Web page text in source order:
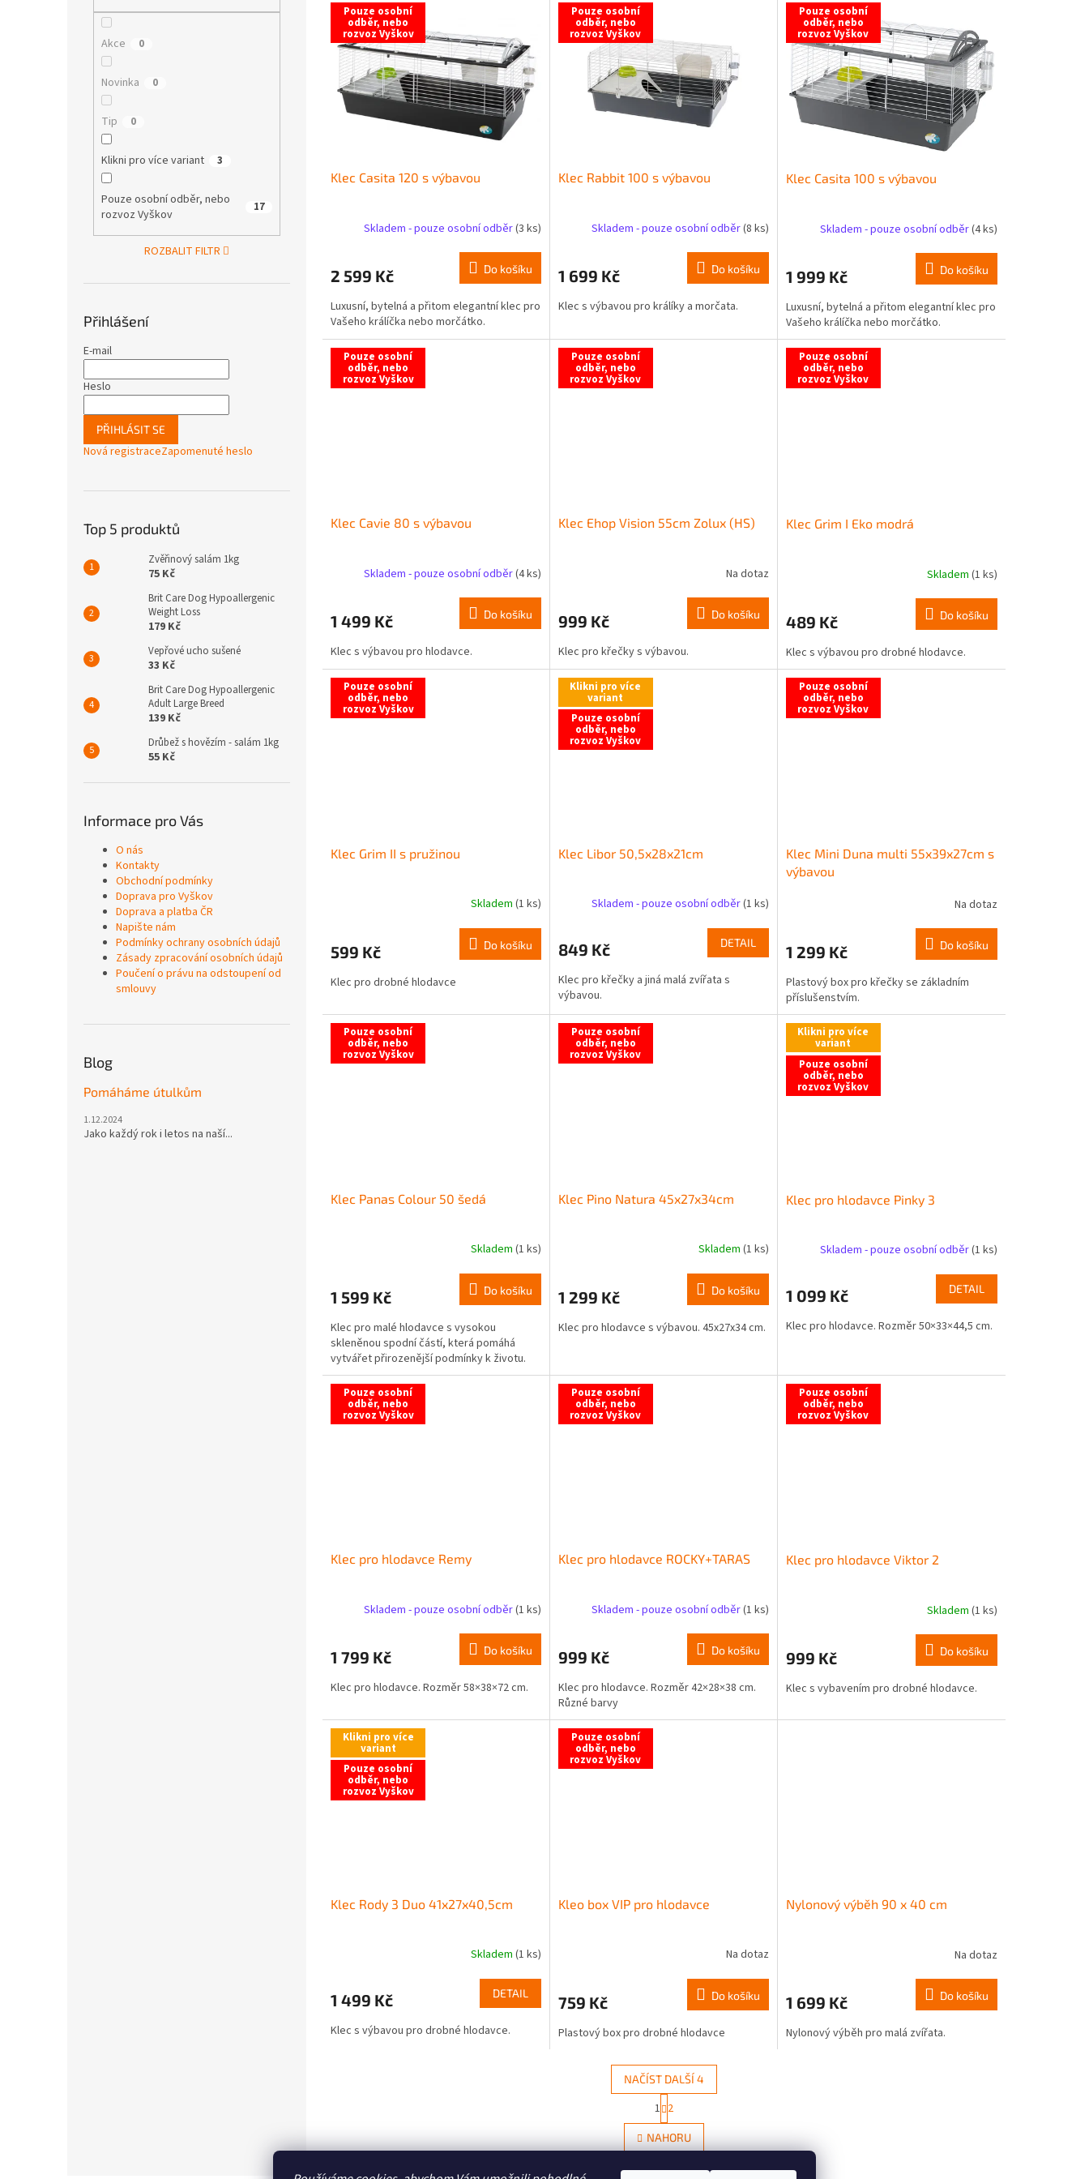
Akce 0
Novinka 0
Tip 0
Klikni pro více variant 3
Pouze osobní odběr, nebo
rozvoz Vyškov
17
ROZBALIT FILTR
Přihlášení
E-mail
Heslo
PŘIHLÁSIT SE
Nová registraceZapomenuté heslo
Top 5 produktů
Zvěřinový salám 1kg
75 Kč
Brit Care Dog Hypoallergenic
Weight Loss
179 Kč
Vepřové ucho sušené
33 Kč
Brit Care Dog Hypoallergenic
Adult Large Breed
139 Kč
Drůbež s hovězím - salám 1kg
55 Kč
Informace pro Vás
O nás
Kontakty
Obchodní podmínky
Doprava pro Vyškov
Doprava a platba ČR
Napište nám
Podmínky ochrany osobních údajů
Zásady zpracování osobních údajů
Poučení o právu na odstoupení od
smlouvy
Blog
Pomáháme útulkům
1.12.2024
Jako každý rok i letos na naší...
pp
Pouze osobní
odběr, nebo
rozvoz Vyškov
Klec Casita 120 s výbavou
Skladem - pouze osobní odběr(3 ks)
2 599 Kč Do košíku
Luxusní, bytelná a přitom elegantní klec pro
Vašeho králíčka nebo morčátko.
Pouze osobní
odběr, nebo
rozvoz Vyškov
Klec Rabbit 100 s výbavou
Skladem - pouze osobní odběr(8 ks)
1 699 Kč Do košíku
Klec s výbavou pro králíky a morčata.
Pouze osobní
odběr, nebo
rozvoz Vyškov
Klec Casita 100 s výbavou
Skladem - pouze osobní odběr(4 ks)
1 999 Kč Do košíku
Luxusní, bytelná a přitom elegantní klec pro
Vašeho králíčka nebo morčátko.
Pouze osobní
odběr, nebo
rozvoz Vyškov
Klec Cavie 80 s výbavou
Skladem - pouze osobní odběr(4 ks)
1 499 Kč Do košíku
Klec s výbavou pro hlodavce.
Pouze osobní
odběr, nebo
rozvoz Vyškov
Klec Ehop Vision 55cm Zolux (HS)
Na dotaz
999 Kč Do košíku
Klec pro křečky s výbavou.
Pouze osobní
odběr, nebo
rozvoz Vyškov
Klec Grim I Eko modrá
Skladem (1 ks)
489 Kč Do košíku
Klec s výbavou pro drobné hlodavce.
Pouze osobní
odběr, nebo
rozvoz Vyškov
Klec Grim II s pružinou
Skladem (1 ks)
599 Kč Do košíku
Klec pro drobné hlodavce
Klikni pro více
variant
Pouze osobní
odběr, nebo
rozvoz Vyškov
Klec Libor 50,5x28x21cm
Skladem - pouze osobní odběr(1 ks)
849 Kč DETAIL
Klec pro křečky a jiná malá zvířata s
výbavou.
Pouze osobní
odběr, nebo
rozvoz Vyškov
Klec Mini Duna multi 55x39x27cm s
výbavou
Na dotaz
1 299 Kč Do košíku
Plastový box pro křečky se základním
příslušenstvím.
Pouze osobní
odběr, nebo
rozvoz Vyškov
Klec Panas Colour 50 šedá
Skladem (1 ks)
1 599 Kč Do košíku
Klec pro malé hlodavce s vysokou
skleněnou spodní částí, která pomáhá
vytvářet přirozenější podmínky k životu.
Pouze osobní
odběr, nebo
rozvoz Vyškov
Klec Pino Natura 45x27x34cm
Skladem (1 ks)
1 299 Kč Do košíku
Klec pro hlodavce s výbavou. 45x27x34 cm.
Klikni pro více
variant
Pouze osobní
odběr, nebo
rozvoz Vyškov
Klec pro hlodavce Pinky 3
Skladem - pouze osobní odběr(1 ks)
1 099 Kč DETAIL
Klec pro hlodavce. Rozměr 50×33×44,5 cm.
Pouze osobní
odběr, nebo
rozvoz Vyškov
Klec pro hlodavce Remy
Skladem - pouze osobní odběr(1 ks)
1 799 Kč Do košíku
Klec pro hlodavce. Rozměr 58×38×72 cm.
Pouze osobní
odběr, nebo
rozvoz Vyškov
Klec pro hlodavce ROCKY+TARAS
Skladem - pouze osobní odběr(1 ks)
999 Kč Do košíku
Klec pro hlodavce. Rozměr 42×28×38 cm.
Různé barvy
Pouze osobní
odběr, nebo
rozvoz Vyškov
Klec pro hlodavce Viktor 2
Skladem (1 ks)
999 Kč Do košíku
Klec s vybavením pro drobné hlodavce.
Klikni pro více
variant
Pouze osobní
odběr, nebo
rozvoz Vyškov
Klec Rody 3 Duo 41x27x40,5cm
Skladem (1 ks)
1 499 Kč DETAIL
Klec s výbavou pro drobné hlodavce.
Pouze osobní
odběr, nebo
rozvoz Vyškov
Kleo box VIP pro hlodavce
Na dotaz
759 Kč Do košíku
Plastový box pro drobné hlodavce
Nylonový výběh 90 x 40 cm
Na dotaz
1 699 Kč Do košíku
Nylonový výběh pro malá zvířata.
O
v
l
NAČÍST DALŠÍ 4
t
r
á
n
k
1 2
NAHORU